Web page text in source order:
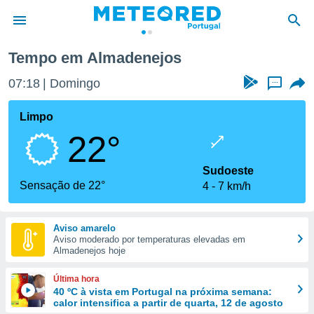
da
foi
fornecidas
a este
das
e
forma
digital
Tempo em Almadenejos
07:18 Domingo ...
Limpo
22°
Sensação de 22°
Sudoeste
4
7 km/h
Aviso amarelo
Aviso moderado por temperaturas elevadas em
Almadenejos hoje
Última hora
40 ºC à vista em Portugal na próxima semana:
calor intensifica a partir de quarta, 12 de agosto